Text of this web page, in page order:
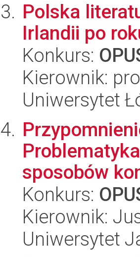
Polska
Irlandii po
Konkurs:
Kierownik:
Uniwersytet
sposobów
Konkurs:
Kierownik:
Uniwersytet